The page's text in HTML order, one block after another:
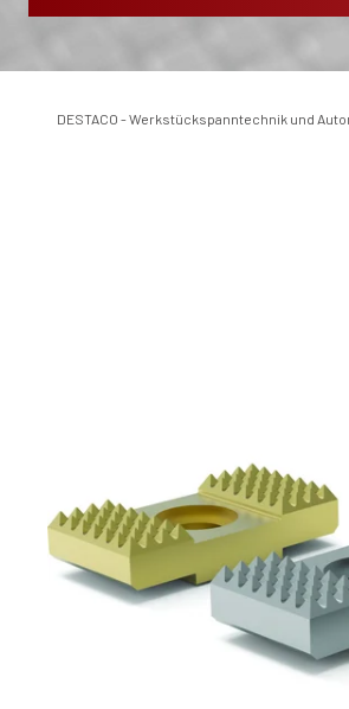
DESTACO - Werkstückspanntechnik und